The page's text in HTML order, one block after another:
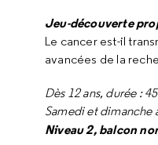
Jeu-découverte
Le cancer est-il
avancées de la
Dès 12 ans, durée :
Samedi et dimanche
Niveau 2, balcon